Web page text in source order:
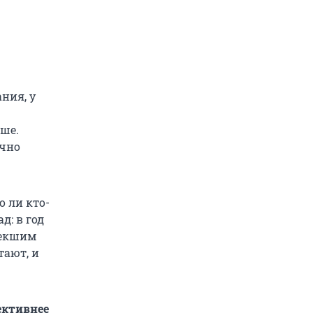
у
ли кто-
в год
и